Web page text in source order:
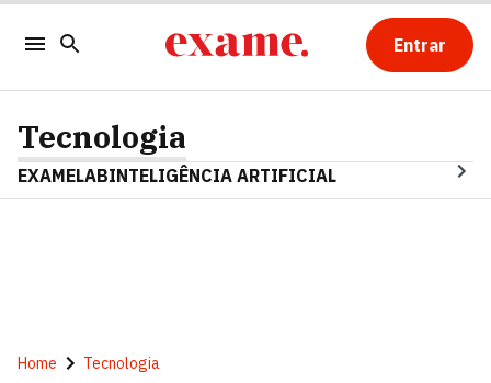
Entrar
Tecnologia
EXAMELABINTELIGÊNCIA ARTIFICIAL
Home Tecnologia